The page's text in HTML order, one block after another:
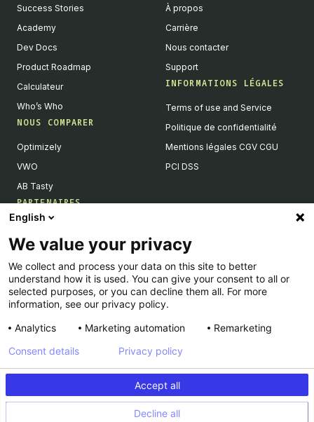
Success Stories
Academy
Dev Docs
Product Roadmap
Calculateur
Who’s Who
NOUS COMPARER
Optimizely
VWO
AB Tasty
PARTENAIRES
Devenir partenaires
Liste de nos intégrations
Agences Partenaires
À propos
Carrière
Nous contacter
Support
INFORMATIONS LÉGALES
Terms of use and Service
Politique de confidentialité
Mentions légales CGV CGU
PCI DSS
© Kameleoon — 2026 All rights Reserved
Privacy policy
English
We value your privacy
We collect and process your data on this site to better
understand how it is used. You can give your consent to all or
selected purposes, or you can decline them all. For more
information, see our privacy policy.
Analytics
Marketing automation Remarketing
Accept all
Decline all
Consent details Privacy policy